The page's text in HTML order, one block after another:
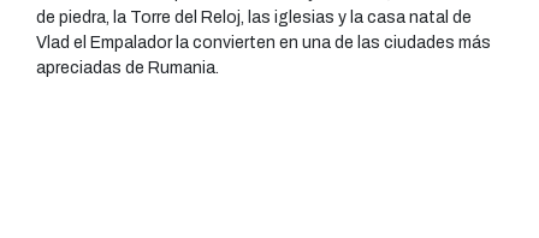
de piedra, la Torre del Reloj, las iglesias y la casa natal de
Vlad el Empalador la convierten en una de las ciudades más
apreciadas de Rumania.